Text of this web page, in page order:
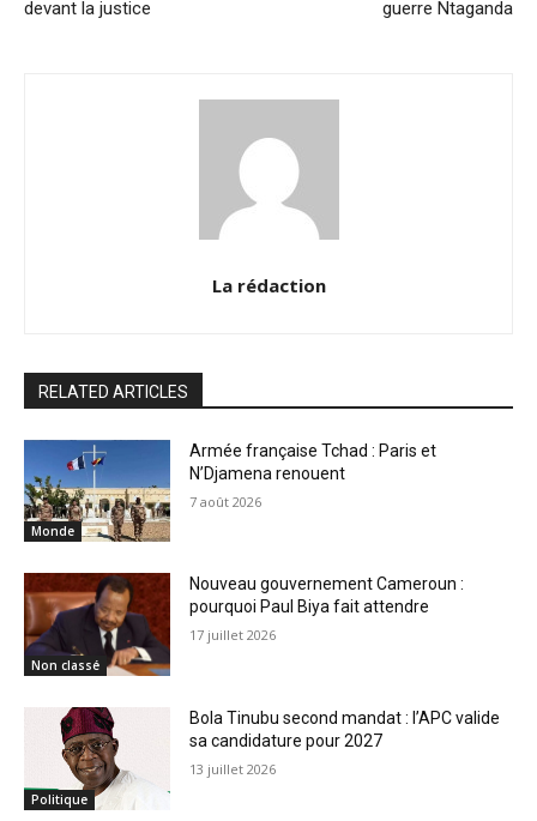
devant la justice guerre Ntaganda
La rédaction
RELATED ARTICLES
Monde
Armée française Tchad : Paris et
N’Djamena renouent
7 août 2026
Non classé
Nouveau gouvernement Cameroun :
pourquoi Paul Biya fait attendre
17 juillet 2026
Politique
Bola Tinubu second mandat : l’APC valide
sa candidature pour 2027
13 juillet 2026